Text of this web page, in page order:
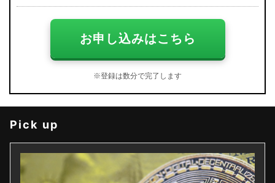
お申し込みはこちら
※登録は数分で完了します
Pick up